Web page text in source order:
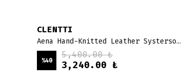
CLENTTI
Aena Hand-Knitted Leather Systersoul - bej
%40
5,400.00 ₺
3,240.00 ₺